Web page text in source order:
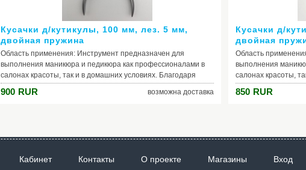
Кусачки д/кутикулы, 100 мм, лез. 5 мм,
двойная пружина
Область применения: Инструмент предназначен для
выполнения маникюра и педикюра как профессионалами в
салонах красоты, так и в домашних условиях. Благодаря
индивидуальной ручной заточке, кусачки имеют удобную
форму и остроту рабочих поверхностей. Особая ковка и
инструмента рекомендуется использовать средства с pH>7 и
900 RUR возможна доставка
Кусачки д/
двойная
Область
выполнения
салонах красоты,
индивидуальной
форму и остроту
инструмента
850 RUR
Кабинет Контакты О проекте Магазины Вход